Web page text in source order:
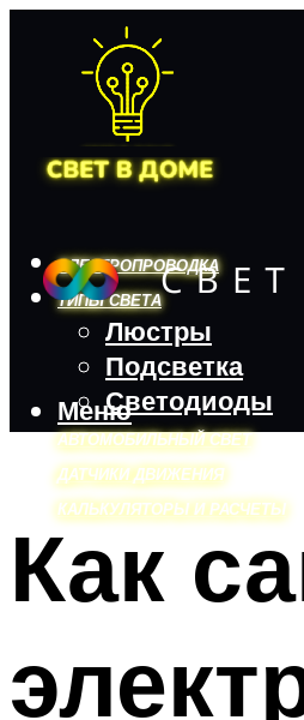
ЭЛЕКТРОПРОВОДКА
ТИПЫ СВЕТА
Люстры
Подсветка
Светодиоды
АВТОМОБИЛЬНЫЙ СВЕТ
ДАТЧИКИ ДВИЖЕНИЯ
КАЛЬКУЛЯТОРЫ И РАСЧЕТЫ
Меню
Меню
Как